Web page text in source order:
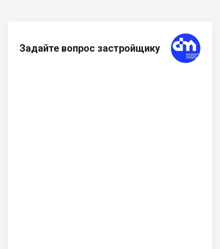
Задайте вопрос застройщику